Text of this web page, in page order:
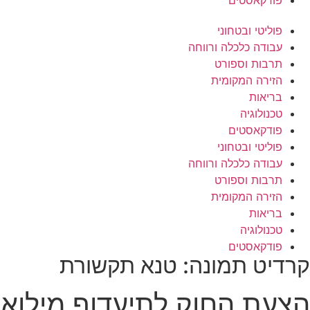
פוליטי ובטחוני
עבודה כלכלה ורווחה
תרבות וספורט
הזירה המקומית
בריאות
טכנולוגיה
פודקאסטים
פוליטי ובטחוני
עבודה כלכלה ורווחה
תרבות וספורט
הזירה המקומית
בריאות
טכנולוגיה
פודקאסטים
קרדיט תמונה: טנא תקשורת